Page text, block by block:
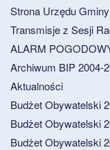
Strona Urzędu
Transmisje z Sesji
ALARM
Archiwum BIP 2004-
Aktualności
Budżet Obywatelski
Budżet Obywatelski
Budżet Obywatelski